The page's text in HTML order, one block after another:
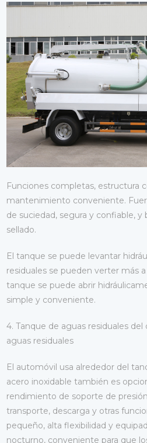
Funciones completas, estructura
mantenimiento conveniente.
de suciedad, segura y confiable,
sellado.
El tanque se puede levantar
residuales se pueden verter más
tanque se puede abrir
simple y conveniente.
4. Tanque de aguas residuales
aguas residuales
El automóvil usa alrededor del
acero inoxidable también es
rendimiento de soporte de
transporte, descarga y otras
pequeño, alta flexibilidad y
nocturno, conveniente para que